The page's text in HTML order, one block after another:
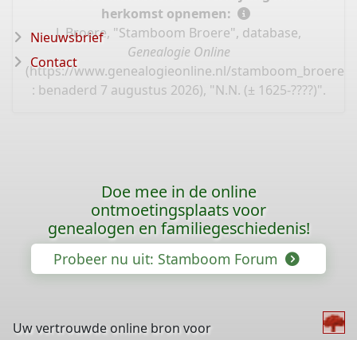
herkomst opnemen:
J. Broere, "Stamboom Broere", database,
Genealogie Online
(https://www.genealogieonline.nl/stamboom_broere/
: benaderd 7 augustus 2026), "N.N. (± 1625-????)".
Nieuwsbrief
Contact
Doe mee in de online
ontmoetingsplaats voor
genealogen en familiegeschiedenis!
Probeer nu uit: Stamboom Forum
Uw vertrouwde online bron voor